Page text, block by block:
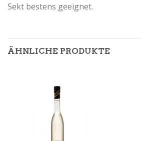
Sekt bestens geeignet.
ÄHNLICHE PRODUKTE